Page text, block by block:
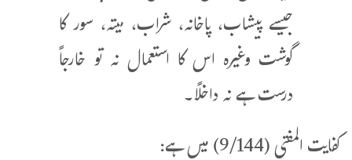
جیسے پیشاب، پاخانہ، شراب، میتہ، سور کا
گوشت وغیرہ اس کا استعمال نہ تو خارجاً
درست ہے نہ داخلاً۔
کفایت المفتی (9/144) میں ہے: